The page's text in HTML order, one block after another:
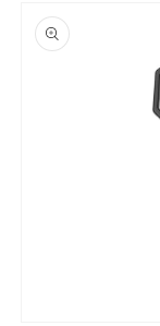
product
information